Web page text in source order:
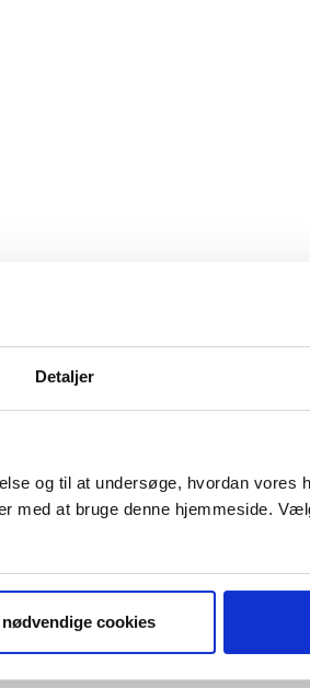
Detaljer
og til at undersøge, hvordan vores
at bruge denne hjemmeside.
cookies